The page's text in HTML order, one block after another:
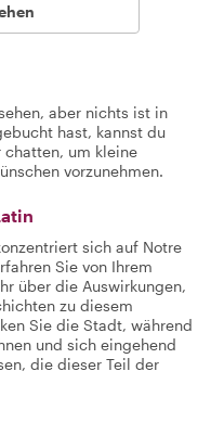
aber nichts ist in
hast, kannst du
um kleine
vorzunehmen.
sich auf Notre
Sie von Ihrem
über die Auswirkungen,
zu diesem
Sie die Stadt, während
und sich eingehend
die dieser Teil der